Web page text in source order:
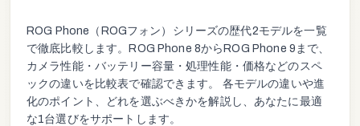
ROG Phone （ ROGフォン ）シリーズの歴代2モデルを一覧
で徹底比較します。
ROG Phone 8から ROG Phone 9 まで、
カメラ性能・バッテリー容量・処理性能・価格などのスペ
ックの違いを比較表で確認できます。 各モデルの違いや進
化のポイント、どれを選ぶべきかを解説し、あなたに最適
な1台選びをサポートします。